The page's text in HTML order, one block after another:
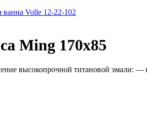
ванна Volle 12-22-102
Ming 170x85
высокопрочной титановой эмали: